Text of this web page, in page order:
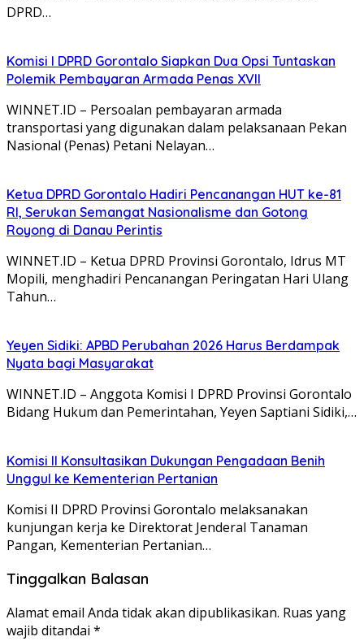
DPRD…
Komisi I DPRD Gorontalo Siapkan Dua Opsi Tuntaskan
Polemik Pembayaran Armada Penas XVII
WINNET.ID – Persoalan pembayaran armada
transportasi yang digunakan dalam pelaksanaan Pekan
Nasional (Penas) Petani Nelayan…
Ketua DPRD Gorontalo Hadiri Pencanangan HUT ke-81
RI, Serukan Semangat Nasionalisme dan Gotong
Royong di Danau Perintis
WINNET.ID – Ketua DPRD Provinsi Gorontalo, Idrus MT
Mopili, menghadiri Pencanangan Peringatan Hari Ulang
Tahun…
Yeyen Sidiki: APBD Perubahan 2026 Harus Berdampak
Nyata bagi Masyarakat
WINNET.ID – Anggota Komisi I DPRD Provinsi Gorontalo
Bidang Hukum dan Pemerintahan, Yeyen Saptiani Sidiki,…
Komisi II Konsultasikan Dukungan Pengadaan Benih
Unggul ke Kementerian Pertanian
Komisi II DPRD Provinsi Gorontalo melaksanakan
kunjungan kerja ke Direktorat Jenderal Tanaman
Pangan, Kementerian Pertanian…
Tinggalkan Balasan
Alamat email Anda tidak akan dipublikasikan. Ruas yang
wajib ditandai *